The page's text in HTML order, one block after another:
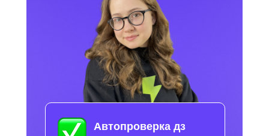
Автопроверка дз